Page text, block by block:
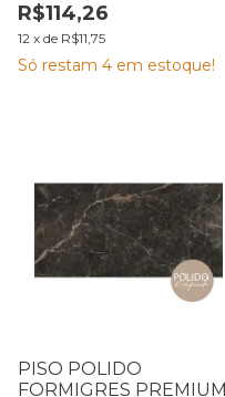
SOBERANO BLACK
CX2,16M2 (B01 T038)
R$114,26
12 x de R$11,75
Só restam 4 em estoque!
PISO POLIDO
FORMIGRES PREMIUM